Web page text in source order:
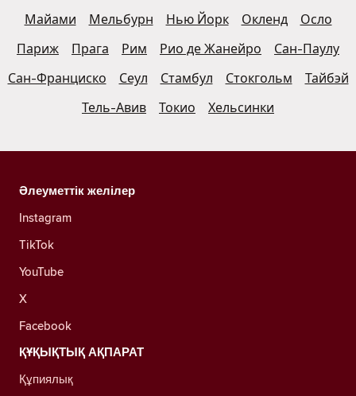
Майами
Мельбурн Нью Йорк Окленд
Осло
Париж
Прага Рим Рио де Жанейро
Сан-Паулу
Сан-Франциско
Сеул Стамбул Стокгольм
Тайбэй
Тель-Авив
Токио Хельсинки
Әлеуметтік желілер
Instagram
TikTok
YouTube
X
Facebook
ҚҰҚЫҚТЫҚ АҚПАРАТ
Құпиялық